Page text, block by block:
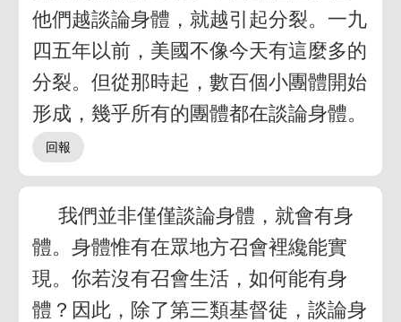
他們越談論身體，就越引起分裂。一九
四五年以前，美國不像今天有這麼多的
分裂。但從那時起，數百個小團體開始
形成，幾乎所有的團體都在談論身體。
我們並非僅僅談論身體，就會有身
體。身體惟有在眾地方召會裡纔能實
現。你若沒有召會生活，如何能有身
體？因此，除了第三類基督徒，談論身